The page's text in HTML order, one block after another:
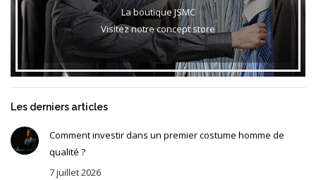
La boutique JSMC
Visitez notre concept store
Les derniers articles
Comment investir dans un premier costume homme de
qualité ?
7 juillet 2026